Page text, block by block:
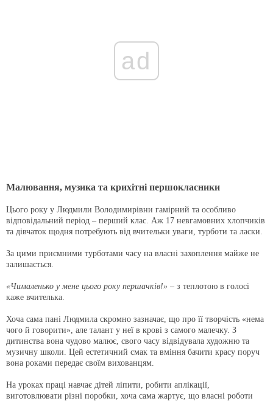
ad
Малювання, музика та крихітні першокласники
Цього року у Людмили Володимирівни гамірний та особливо
відповідальний період – перший клас. Аж 17 невгамовних хлопчиків
та дівчаток щодня потребують від вчительки уваги, турботи та ласки.
За цими приємними турботами часу на власні захоплення майже не
залишається.
«Чималенько у мене цього року першачків!» – з теплотою в голосі
каже вчителька.
Хоча сама пані Людмила скромно зазначає, що про її творчість «нема
чого й говорити», але талант у неї в крові з самого малечку. З
дитинства вона чудово малює, свого часу відвідувала художню та
музичну школи. Цей естетичний смак та вміння бачити красу поруч
вона роками передає своїм вихованцям.
На уроках праці навчає дітей ліпити, робити аплікації,
виготовлювати різні поробки, хоча сама жартує, що власні роботи